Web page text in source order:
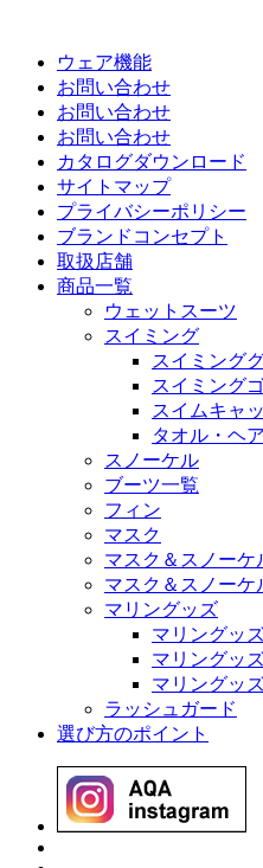
ウェア機能
お問い合わせ
お問い合わせ
お問い合わせ
カタログダウンロード
サイトマップ
プライバシーポリシー
ブランドコンセプト
取扱店舗
商品一覧
ウェットスーツ
スイミング
スイミング
スイミング
スイムキャ
タオル・ヘ
スノーケル
ブーツ一覧
フィン
マスク
マスク＆スノーケ
マスク＆スノーケ
マリングッズ
マリングッ
マリングッ
マリングッ
ラッシュガード
選び方のポイント